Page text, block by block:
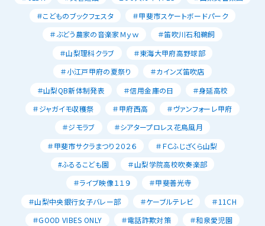
＃こどものブックフェスタ
＃甲斐市スケートボードパーク
＃ぶどう農家の音楽家Ｍｙｗ
＃笛吹川石和鵜飼
＃山梨理科クラブ
＃東海大甲府高野球部
＃小江戸甲府の夏祭り
＃カインズ笛吹店
＃山梨QB新体制発表
＃信用金庫の日
＃身延高校
＃ジャガイモ収穫祭
＃甲府西高
＃ヴァンフォーレ甲府
＃ジモラブ
＃シアタープロレス花鳥風月
＃甲斐市サクラまつり２０２６
＃ＦＣふじざくら山梨
#ふるるこども園
＃山梨学院高校吹奏楽部
＃ライブ映像１１９
＃甲斐善光寺
＃山梨中央銀行女子バレー部
＃ケーブルテレビ
＃11CH
＃GOOD VIBES ONLY
＃電話詐欺対策
＃和泉愛児園